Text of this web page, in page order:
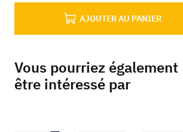
AJOUTER AU PANIER
Vous pourriez également
être intéressé par